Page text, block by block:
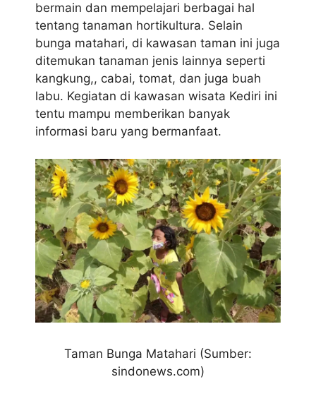
bermain dan mempelajari berbagai hal
tentang tanaman hortikultura. Selain
bunga matahari, di kawasan taman ini juga
ditemukan tanaman jenis lainnya seperti
kangkung,, cabai, tomat, dan juga buah
labu. Kegiatan di kawasan wisata Kediri ini
tentu mampu memberikan banyak
informasi baru yang bermanfaat.
Taman Bunga Matahari (Sumber:
sindonews.com)